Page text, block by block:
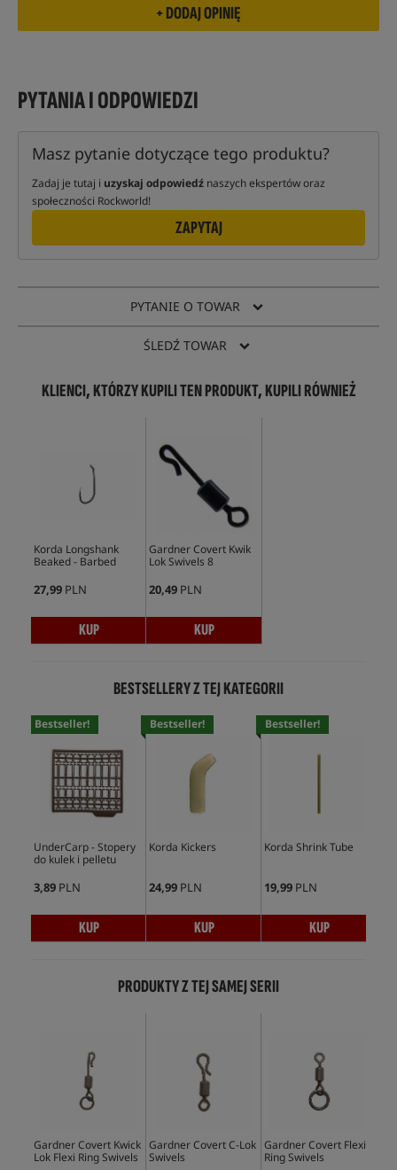
PYTANIA I ODPOWIEDZI
Masz pytanie dotyczące tego produktu?
Zadaj je tutaj i uzyskaj odpowiedź naszych ekspertów oraz
społeczności Rockworld!
ZAPYTAJ
PYTANIE O TOWAR
ŚLEDŹ TOWAR
KLIENCI, KTÓRZY KUPILI TEN PRODUKT, KUPILI RÓWNIEŻ
Korda Longshank
Beaked - Barbed
27,99 PLN
KUP
Gardner Covert Kwik
Lok Swivels 8
20,49 PLN
KUP
BESTSELLERY Z TEJ KATEGORII
Bestseller!
UnderCarp - Stopery
do kulek i pelletu
3,89 PLN
KUP
Bestseller!
Korda Kickers
24,99 PLN
KUP
Bestseller!
Korda Shrink Tube
19,99 PLN
KUP
PRODUKTY Z TEJ SAMEJ SERII
Gardner Covert Kwick
Lok Flexi Ring Swivels
Gardner Covert C-Lok
Swivels
Gardner Covert Flexi
Ring Swivels